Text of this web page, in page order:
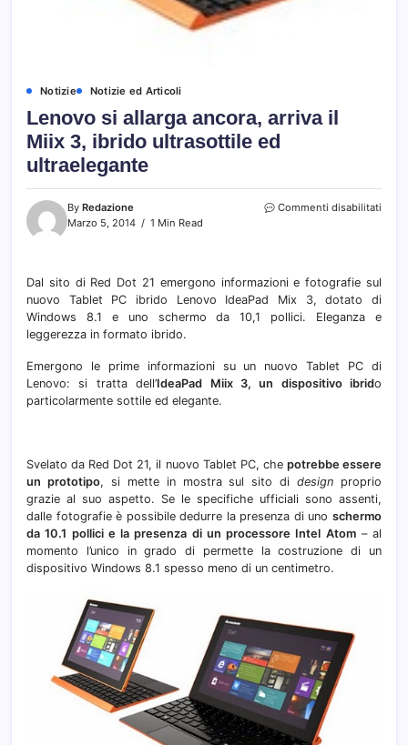
Notizie Notizie ed Articoli
Lenovo si allarga ancora, arriva il
Miix 3, ibrido ultrasottile ed
ultraelegante
By Redazione
Marzo 5, 2014
1 Min Read
Commenti disabilitati
il
Miix
Dal sito di Red Dot 21 emergono informazioni e fotografie sul
nuovo Tablet PC ibrido Lenovo IdeaPad Mix 3, dotato di
Windows 8.1 e uno schermo da 10,1 pollici. Eleganza e
leggerezza in formato ibrido.
Emergono le prime informazioni su un nuovo Tablet PC di
Lenovo: si tratta dell’IdeaPad Miix 3, un dispositivo ibrido
particolarmente sottile ed elegante.
Svelato da Red Dot 21, il nuovo Tablet PC, che potrebbe essere
un prototipo, si mette in mostra sul sito didesign proprio
grazie al suo aspetto. Se le specifiche ufficiali sono assenti,
dalle fotografie è possibile dedurre la presenza di uno schermo
da 10.1 pollici e la presenza di un processore Intel Atom– al
momento l’unico in grado di permette la costruzione di un
dispositivo Windows 8.1 spesso meno di un centimetro.